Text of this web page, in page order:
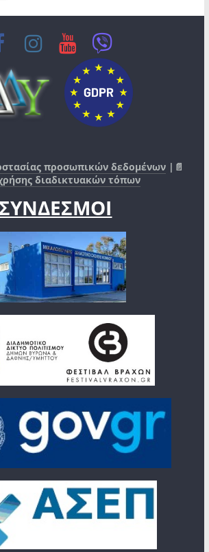
προσωπικών δεδομένων |📄
διαδικτυακών τόπων
ΣΥΝΔΕΣΜΟΙ